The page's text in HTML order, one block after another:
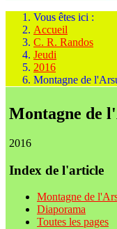
Vous êtes ici :
Accueil
C. R. Randos
Jeudi
2016
Montagne de
Montagne de
2016
Index de l'article
Montagne de
Diaporama
Toutes les pages